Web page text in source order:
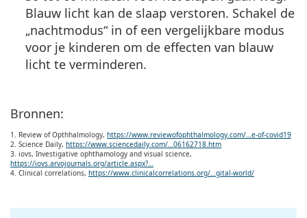
Blauw licht kan de slaap verstoren. Schakel de
„nachtmodus“ in of een vergelijkbare modus
voor je kinderen om de effecten van blauw
licht te verminderen.
Bronnen:
1. Review of Opthhalmology, https://www.reviewofophthalmology.com/…e-of-covid19
2. Science Daily, https://www.sciencedaily.com/…06162718.htm
3. iovs, Investigative ophthamology and visual science,
https://iovs.arvojournals.org/article.aspx?…
4. Clinical correlations, https://www.clinicalcorrelations.org/…gital-world/